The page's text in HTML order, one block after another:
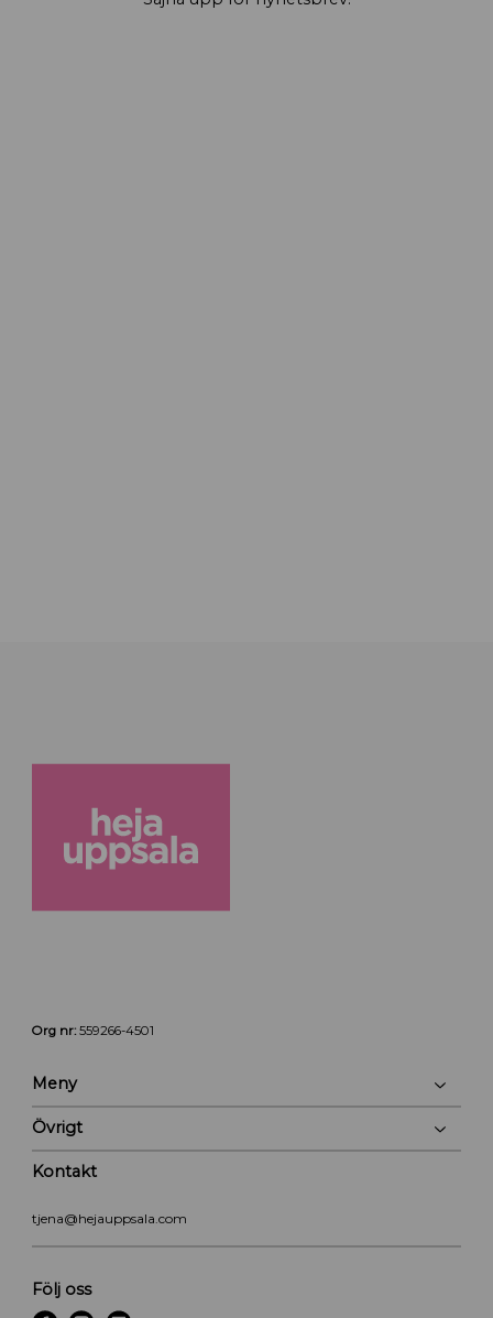
Org nr:559266-4501
Meny
Övrigt
Kontakt
tjena@hejauppsala.com
Följ oss